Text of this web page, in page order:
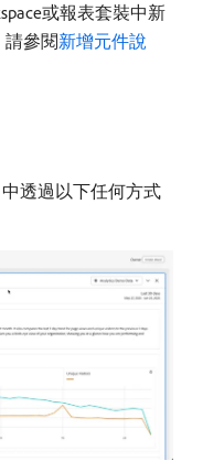
或報表套裝中新
請參閱新增元件說
中透過以下任何方式